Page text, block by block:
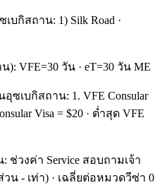
บกิสถาน: 1) Silk Road ·
VFE=30 วัน · eT=30 วัน ME
อุซเบกิสถาน: 1. VFE Consular
Visa = $20 · ต่ำสุด VFE
ช่วงค่า Service สอบถามเจ้า
น - เท่า) · เฉลี่ยต่อหมวดวีซ่า 0